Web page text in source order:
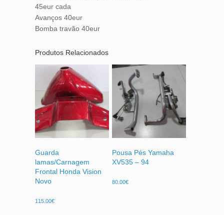
45eur cada
Avanços 40eur
Bomba travão 40eur
Produtos Relacionados
Guarda
lamas/Carnagem
Frontal Honda Vision
Novo
115.00€
Pousa Pés Yamaha
XV535 – 94
80.00€